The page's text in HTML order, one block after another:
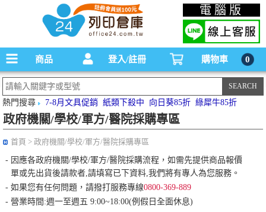
碳粉匣，墨水匣,原廠碳粉匣，副廠碳粉匣，環保碳粉匣,連續供墨印表機-office24列印
倉庫線上購物手機版
電腦版
商品 登入/註冊 購物車 0
熱門搜尋 7-8月文具促銷 紙類下殺中 向日葵85折 綠犀牛85折
政府機關/學校/軍方/醫院採購專區
首頁 > 政府機關/學校/軍方/醫院採購專區
- 因應各政府機關/學校/軍方/醫院採購流程，如需先提供商品報價
單或先出貨後請款者,請填寫已下資料,我們將有專人為您服務。
- 如果您有任何問題，請撥打服務專線0800-369-889
- 營業時間:週一至週五 9:00~18:00(例假日全面休息)